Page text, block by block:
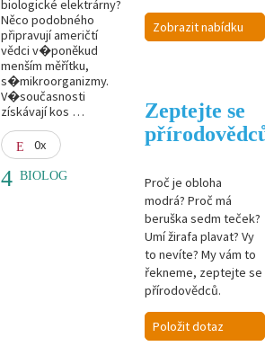
biologické elektrárny?
Něco podobného
připravují američtí
vědci v�poněkud
menším měřítku,
s�mikroorganizmy.
V�současnosti
získávají kos …
0x
BIOLOG
Zobrazit nabídku
Zeptejte se
Proč je obloha
modrá? Proč má
beruška sedm teček?
Umí žirafa plavat? Vy
to nevíte? My vám to
řekneme, zeptejte se
přírodovědců.
Položit dotaz